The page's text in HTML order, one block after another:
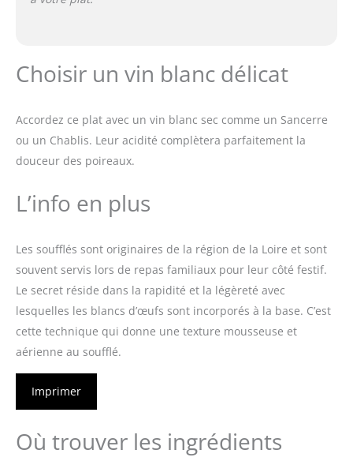
Choisir un vin blanc délicat
Accordez ce plat avec un vin blanc sec comme un Sancerre
ou un Chablis. Leur acidité complètera parfaitement la
douceur des poireaux.
L’info en plus
Les soufflés sont originaires de la région de la Loire et sont
souvent servis lors de repas familiaux pour leur côté festif.
Le secret réside dans la rapidité et la légèreté avec
lesquelles les blancs d’œufs sont incorporés à la base. C’est
cette technique qui donne une texture mousseuse et
aérienne au soufflé.
Imprimer
Où trouver les ingrédients